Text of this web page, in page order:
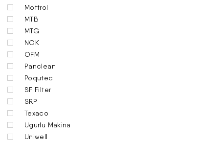
Mottrol
MTB
MTG
NOK
OFM
Panclean
Poqutec
SF Filter
SRP
Texaco
Ugurlu Makina
Uniwell